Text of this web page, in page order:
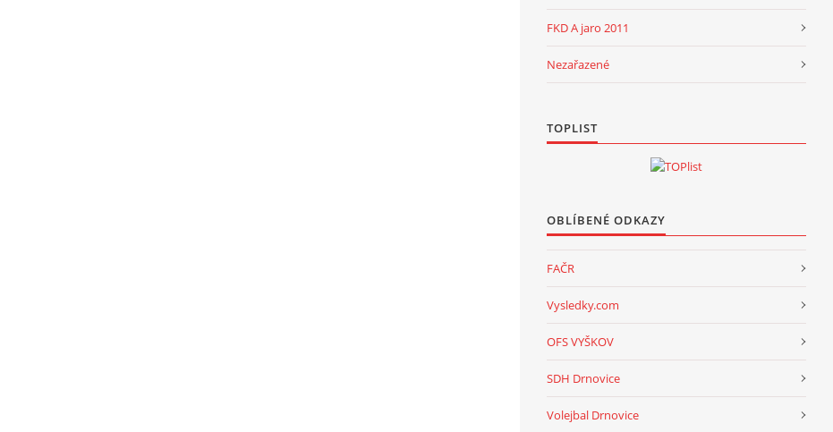
FKD A jaro 2011
Nezařazené
TOPLIST
OBLÍBENÉ ODKAZY
FAČR
Vysledky.com
OFS VYŠKOV
SDH Drnovice
Volejbal Drnovice